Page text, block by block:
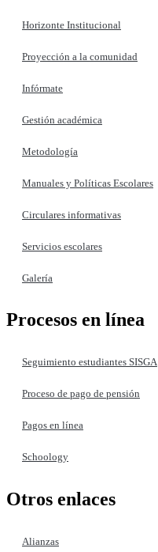
Horizonte Institucional
Proyección a la comunidad
Infórmate
Gestión académica
Metodología
Manuales y Políticas Escolares
Circulares informativas
Servicios escolares
Galería
Procesos en línea
Seguimiento estudiantes SISGA
Proceso de pago de pensión
Pagos en línea
Schoology
Otros enlaces
Alianzas